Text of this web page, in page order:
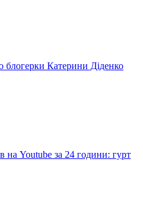
блогерки Катерини Діденко
на Youtube за 24 години: гурт